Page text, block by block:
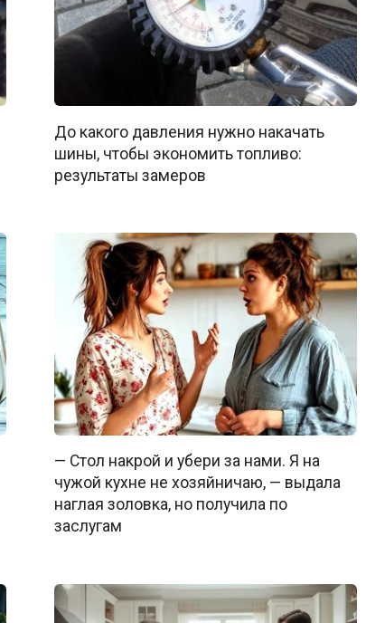
До какого давления нужно накачать
шины, чтобы экономить топливо:
результаты замеров
— Стол накрой и убери за нами. Я на
чужой кухне не хозяйничаю, — выдала
наглая золовка, но получила по
заслугам